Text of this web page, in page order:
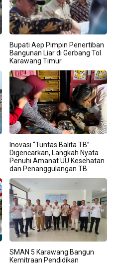
Bupati Aep Pimpin Penertiban
Bangunan Liar di Gerbang Tol
Karawang Timur
Inovasi “Tuntas Balita TB”
Digencarkan, Langkah Nyata
Penuhi Amanat UU Kesehatan
dan Penanggulangan TB
SMAN 5 Karawang Bangun
Kemitraan Pendidikan